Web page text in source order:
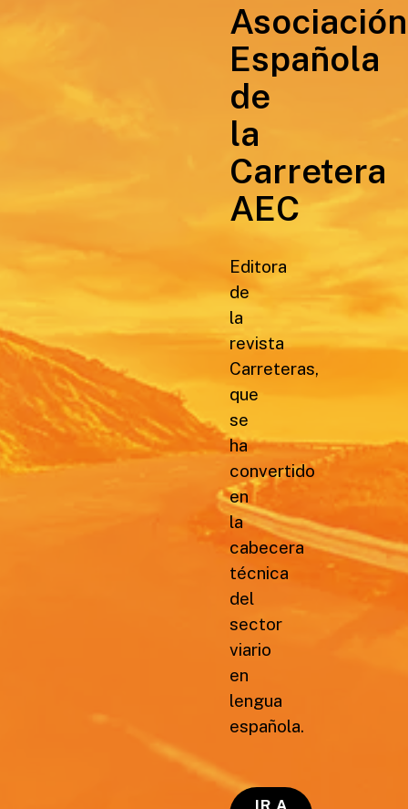
Asociación
Española
de
la
Carretera
AEC
Editora
de
la
revista
Carreteras,
que
se
ha
convertido
en
la
cabecera
técnica
del
sector
viario
en
lengua
española.